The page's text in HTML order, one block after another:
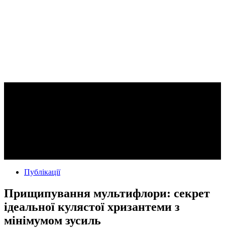
Публікації
Прищипування мультифлори: секрет
ідеальної кулястої хризантеми з
мінімумом зусиль